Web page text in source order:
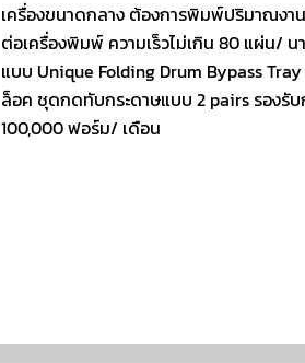
เครื่องขนาดกลาง ต้องการพิมพ์ปริมาณงา
ต่อเครื่องพิมพ์ ความเร็วไม่เกิน 80 แผ่น/
แบบ Unique Folding Drum Bypass
ล็อค ชุดกดทับกระดาษแบบ 2 pairs รองรับ
100,000 ฟอร์ม/ เดือน